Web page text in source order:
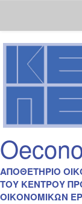
Skip
navigation
ΑΠΟΘΕΤΗΡΙΟ
ΤΟΥ ΚΕΝΤΡΟΥ
ΟΙΚΟΝΟΜΙΚΩΝ